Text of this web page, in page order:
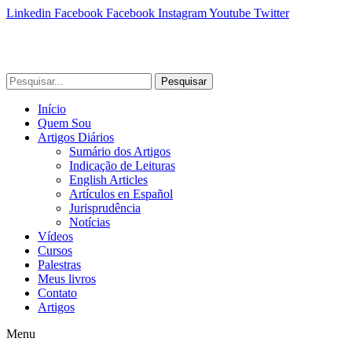
Linkedin Facebook Facebook InstagramYoutube Twitter
Pesquisar
Início
Quem Sou
Artigos Diários
Sumário dos Artigos
Indicação de Leituras
English Articles
Artículos en Español
Jurisprudência
Notícias
Vídeos
Cursos
Palestras
Meus livros
Contato
Artigos
Menu